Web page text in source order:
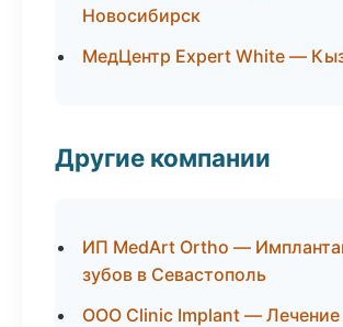
Новосибирск
МедЦентр Expert White —
Другие компании
ИП MedArt Ortho —
зубов в Севастополь
ООО Clinic Implant — Лечение